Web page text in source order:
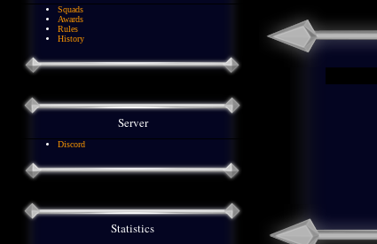
Squads
Awards
Rules
History
Server
Discord
Statistics